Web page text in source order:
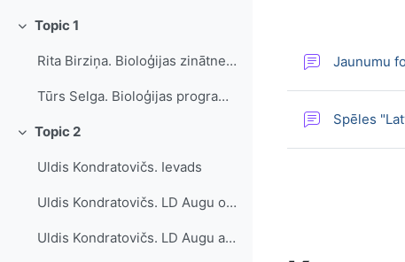
Collapse
Topic 1
Rita Birziņa. Bioloģijas zinātne un mācību priekšmets
Tūrs Selga. Bioloģijas programma
Collapse
Topic 2
Uldis Kondratovičs. Ievads
Uldis Kondratovičs. LD Augu organismiem raksturīgās šūnu struktūras – plastīdas, rezerves vielas, kristāliskie ieslēgumi, vakuolas, šūnapvalks.
Uldis Kondratovičs. LD Augu audi, to iedalījums. Meristēmas, pastāvīgie audi, to tipi un uzbūves īpatnības.
Jaunumu
Spēles